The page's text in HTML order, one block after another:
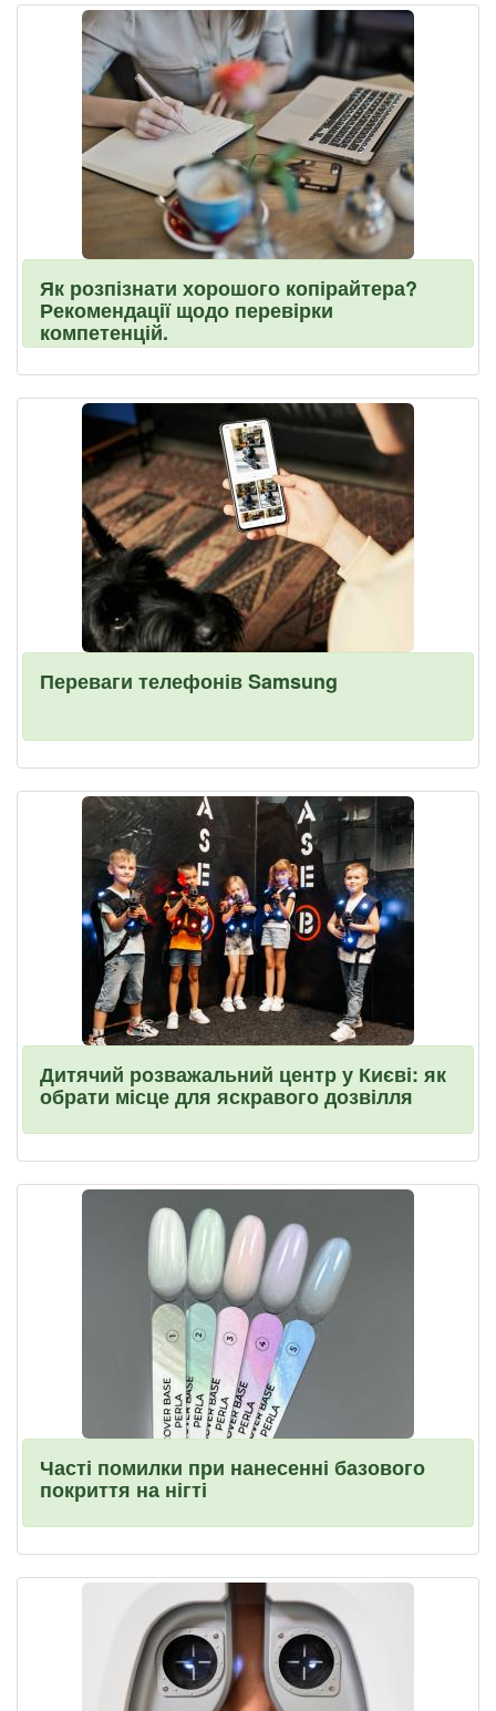
Як розпізнати хорошого копірайтера?
Рекомендації щодо перевірки
компетенцій.
Переваги телефонів Samsung
Дитячий розважальний центр у Києві: як
обрати місце для яскравого дозвілля
Часті помилки при нанесенні базового
покриття на нігті